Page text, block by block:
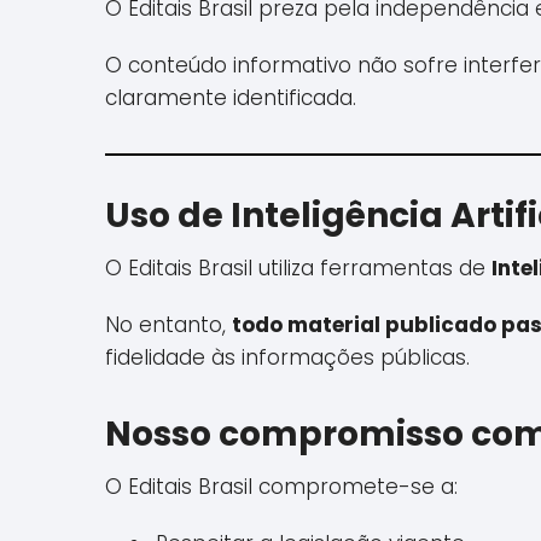
O Editais Brasil preza pela
O conteúdo informativo não sofre
claramente identificada.
Uso de Inteligência
O Editais Brasil utiliza ferramentas de
No entanto, todo material publicado
fidelidade às informações públicas.
Nosso compromisso
O Editais Brasil compromete-se a: